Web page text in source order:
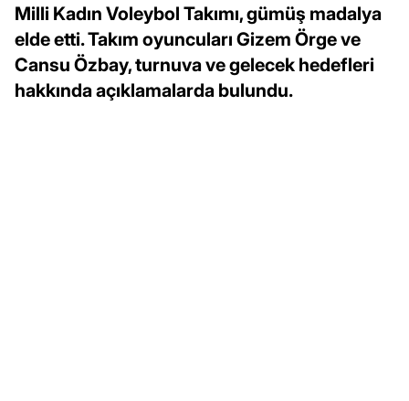
Milli Kadın Voleybol Takımı, gümüş madalya
elde etti. Takım oyuncuları Gizem Örge ve
Cansu Özbay, turnuva ve gelecek hedefleri
hakkında açıklamalarda bulundu.